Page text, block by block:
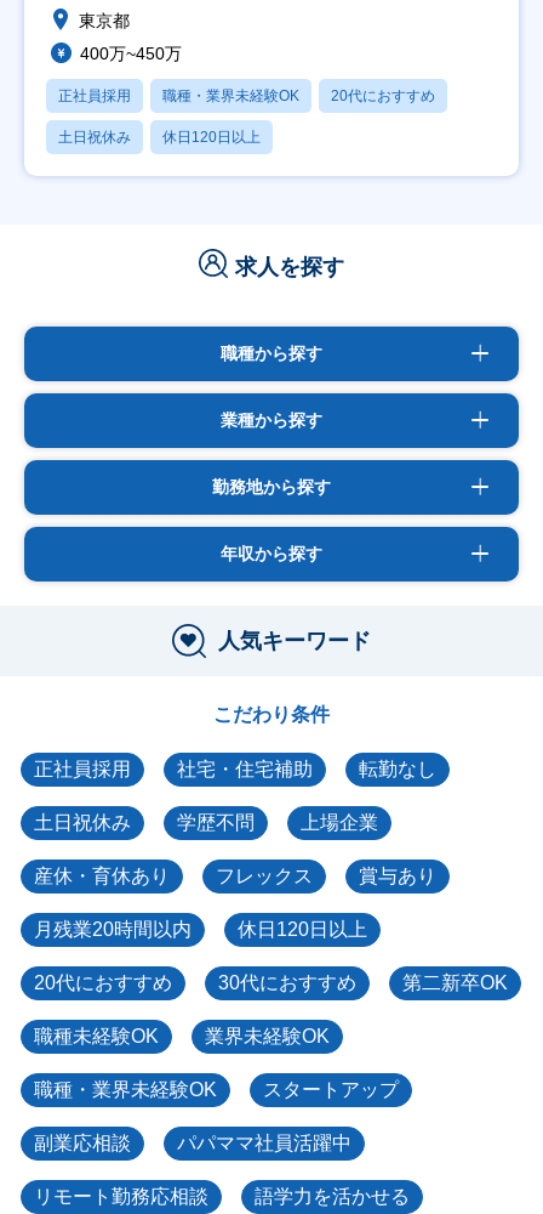
東京都
400万~450万
正社員採用 職種・業界未経験OK 20代におすすめ
土日祝休み 休日120日以上
求人を探す
職種から探す
業種から探す
勤務地から探す
年収から探す
人気キーワード
こだわり条件
正社員採用 社宅・住宅補助 転勤なし
土日祝休み 学歴不問 上場企業
産休・育休あり フレックス 賞与あり
月残業20時間以内 休日120日以上
20代におすすめ 30代におすすめ 第二新卒OK
職種未経験OK 業界未経験OK
職種・業界未経験OK スタートアップ
副業応相談 パパママ社員活躍中
リモート勤務応相談 語学力を活かせる